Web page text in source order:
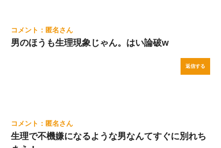
匿名
男のほうも生理現象じゃん。はい論破w
返信する
匿名
生理で不機嫌になるような男なんてすぐに別れち